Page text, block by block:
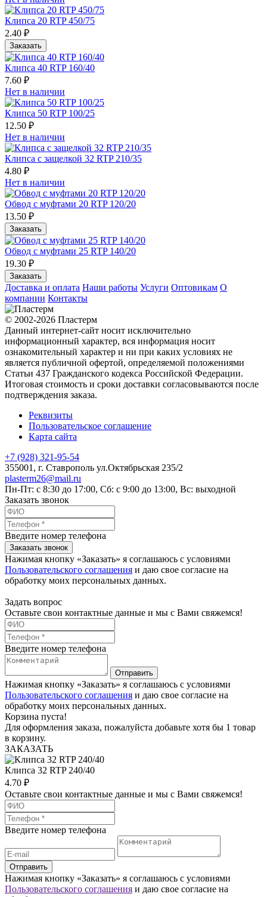
Клипса 20 RTP 450/75
2.40 ₽
Заказать
Клипса 40 RTP 160/40
7.60 ₽
Нет в наличии
Клипса 50 RTP 100/25
12.50 ₽
Нет в наличии
Клипса с защелкой 32 RTP 210/35
4.80 ₽
Нет в наличии
Обвод с муфтами 20 RTP 120/20
13.50 ₽
Заказать
Обвод с муфтами 25 RTP 140/20
19.30 ₽
Заказать
Доставка и оплата Наши работы Услуги Оптовикам О
компании Контакты
© 2002-2026 Пластерм
Данный интернет-сайт носит исключительно
информационный характер, вся информация носит
ознакомительный характер и ни при каких условиях не
является публичной офертой, определяемой положениями
Статьи 437 Гражданского кодекса Российской Федерации.
Итоговая стоимость и сроки доставки согласовываются после
подтверждения заказа.
Реквизиты
Пользовательское соглашение
Карта сайта
+7 (928) 321-95-54
355001 , г. Ставрополь ул.Октябрьская 235/2
plasterm26@mail.ru
Пн-Пт: с 8:30 до 17:00, Сб: с 9:00 до 13:00, Вс: выходной
Заказать звонок
Введите номер телефона
Заказать звонок
Нажимая кнопку «Заказать» я соглашаюсь с условиями
Пользовательского соглашения и даю свое согласие на
обработку моих персональных данных.
Задать вопрос
Оставьте свои контактные данные и мы с Вами свяжемся!
Введите номер телефона
Отправить
Нажимая кнопку «Заказать» я соглашаюсь с условиями
Пользовательского соглашения и даю свое согласие на
обработку моих персональных данных.
Корзина пуста!
Для оформления заказа, пожалуйста добавьте хотя бы 1 товар
в корзину.
ЗАКАЗАТЬ
Клипса 32 RTP 240/40
4.70 ₽
Оставьте свои контактные данные и мы с Вами свяжемся!
Введите номер телефона
Отправить
Нажимая кнопку «Заказать» я соглашаюсь с условиями
Пользовательского соглашения и даю свое согласие на